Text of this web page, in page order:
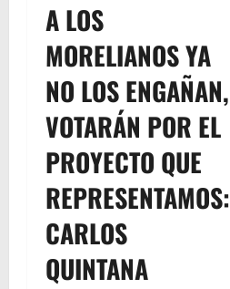
A LOS
MORELIANOS YA
NO LOS ENGAÑAN,
VOTARÁN POR EL
PROYECTO QUE
REPRESENTAMOS:
CARLOS
QUINTANA